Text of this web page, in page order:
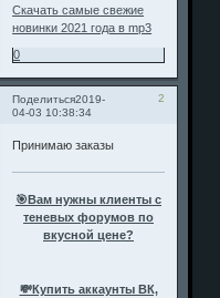
Скачать самые свежие
новинки 2021 года в mp3
0
Поделиться 2
2019-
04-03 10:38:34
Принимаю заказы
🎯Вам нужны клиенты с
теневых форумов по
вкусной цене?
💸Купить аккаунты ВК,